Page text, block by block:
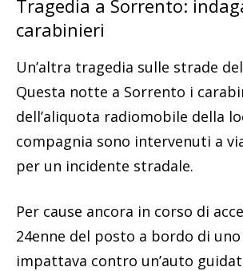
Tragedia a Sorrento:
carabinieri
Un’altra tragedia sulle strade
Questa notte a Sorrento i
dell’aliquota radiomobile della
compagnia sono intervenuti a
per un incidente stradale.
Per cause ancora in corso di
24enne del posto a bordo di
impattava contro un’auto